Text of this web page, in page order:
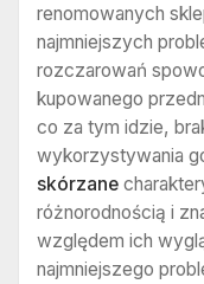
renomowanych
najmniejszych
rozczarowań
kupowanego
co za tym idzie,
wykorzystywania
skórzane
różnorodnością i
względem ich
najmniejszego